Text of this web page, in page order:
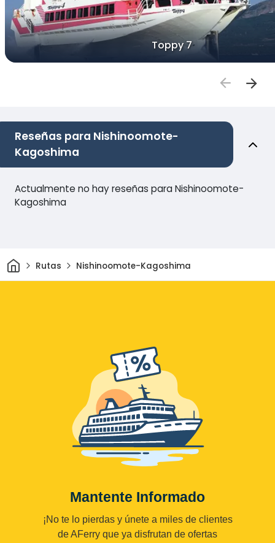
Toppy 7
Reseñas para Nishinoomote-
Kagoshima
Actualmente no hay reseñas para Nishinoomote-
Kagoshima
InicioRutas Nishinoomote-Kagoshima
Mantente Informado
¡No te lo pierdas y únete a miles de clientes
de AFerry que ya disfrutan de ofertas